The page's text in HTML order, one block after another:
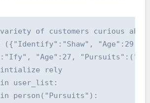
of customers curious
({"Identify":"Shaw", "Age":29,
"Age":27,
rely
in user_list:
person("Pursuits"):